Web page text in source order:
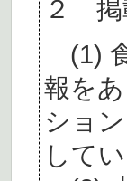
２ 掲
(1)
報を
ショ
してい